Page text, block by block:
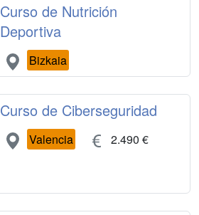
Curso de Nutrición
Deportiva
Bizkaia
Curso de Ciberseguridad
Valencia 2.490 €